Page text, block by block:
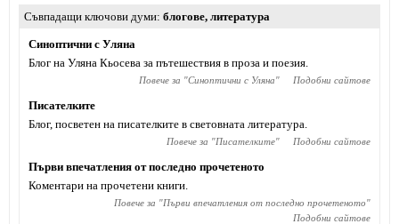
Съвпадащи ключови думи блогове, литература
Синоптични с Уляна
Блог на Уляна Кьосева за пътешествия в проза и поезия.
Повече за "Синоптични с Уляна" Подобни сайтове
Писателките
Блог, посветен на писателките в световната литература.
Повече за "Писателките" Подобни сайтове
Първи впечатления от последно прочетеното
Коментари на прочетени книги.
Повече за "Първи впечатления от последно прочетеното"
Подобни сайтове